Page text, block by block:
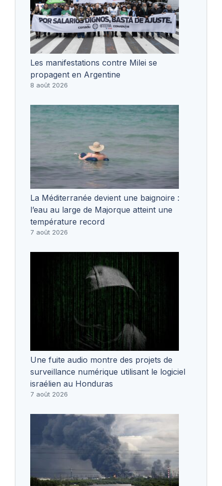
Les manifestations contre Milei se
propagent en Argentine
8 août 2026
La Méditerranée devient une baignoire :
l’eau au large de Majorque atteint une
température record
7 août 2026
Une fuite audio montre des projets de
surveillance numérique utilisant le logiciel
israélien au Honduras
7 août 2026